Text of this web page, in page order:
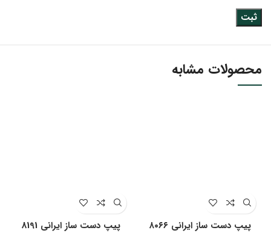
محصولات مشابه
پیپ دست ساز ایرانی ۸۰۶۶
پیپ دست ساز ایرانی 8191